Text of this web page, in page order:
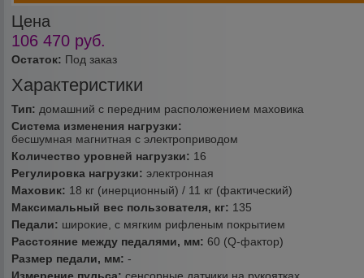
Остаток: Под заказ
Характеристики
Тип: домашний с передним расположением маховика
Система изменения нагрузки:
бесшумная магнитная с электроприводом
Количество уровней нагрузки: 16
Регулировка нагрузки:электронная
Маховик: 18 кг (инерционный) / 11 кг (фактический)
Максимальный вес пользователя, кг: 135
Педали: широкие, с мягким рифленым покрытием
Расстояние между педалями, мм:60 (Q-фактор)
Размер педали, мм:-
Цена
106 470 руб.